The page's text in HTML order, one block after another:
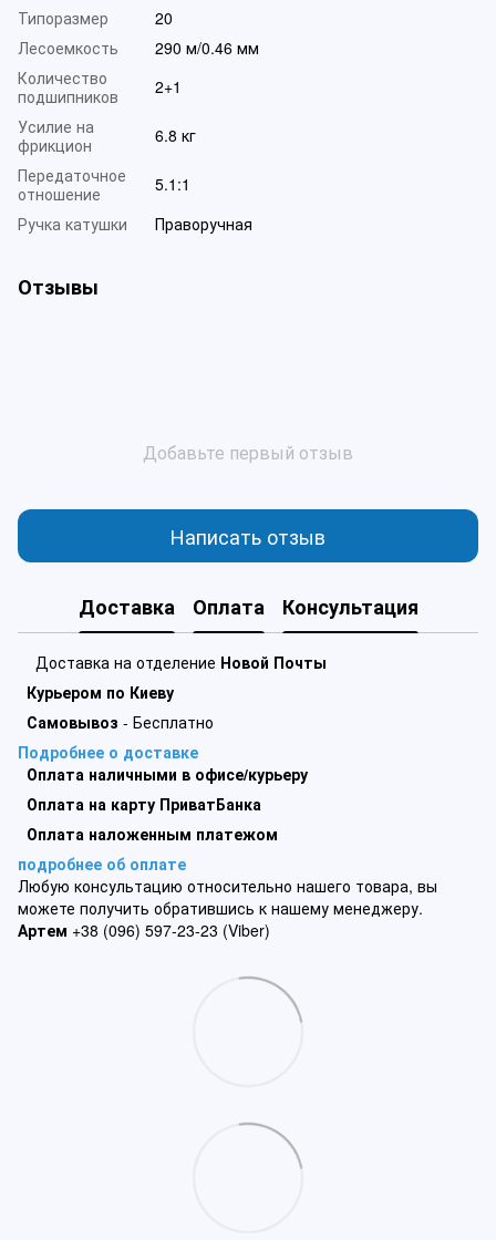
Типоразмер
20
Лесоемкость
290 м/0.46 мм
Количество
подшипников
2+1
Усилие на
фрикцион
6.8 кг
Передаточное
отношение
5.1:1
Ручка катушки
Праворучная
Отзывы
Добавьте первый отзыв
Написать отзыв
Доставка Оплата Консультация
Доставка на отделение Новой Почты
Курьером по Киеву
Самовывоз - Бесплатно
Подробнее о доставке
Оплата наличными в офисе/курьеру
Оплата на карту ПриватБанка
Оплата наложенным платежом
подробнее об оплате
Любую консультацию относительно нашего товара, вы
можете получить обратившись к нашему менеджеру.
Артем +38 (096) 597-23-23 (Viber)